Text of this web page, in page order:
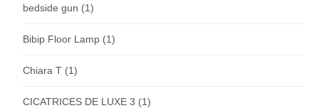
bedside gun (1)
Bibip Floor Lamp (1)
Chiara T (1)
CICATRICES DE LUXE 3 (1)